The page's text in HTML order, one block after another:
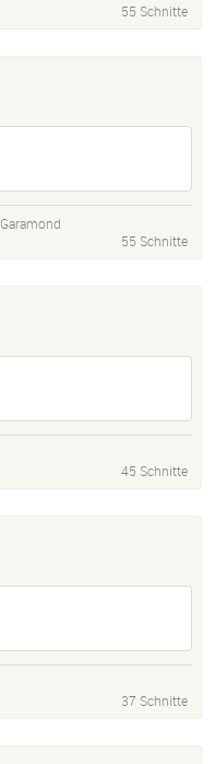
55 Schnitte
55 Schnitte
45 Schnitte
37 Schnitte